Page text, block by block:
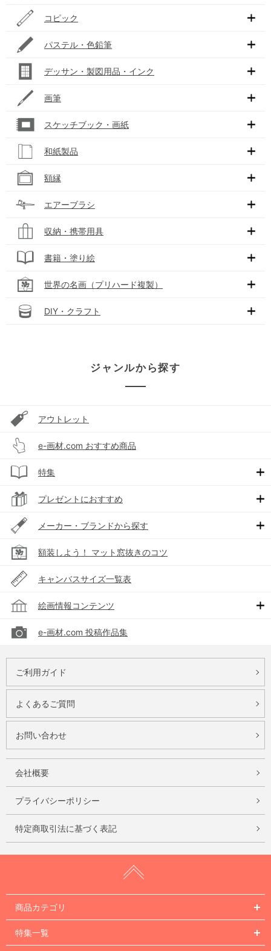
コピック
パステル・色鉛筆
デッサン・製図用品・インク
画筆
スケッチブック・画紙
和紙製品
額縁
エアーブラシ
収納・携帯用具
書籍・塗り絵
世界の名画（プリハード複製）
DIY・クラフト
ジャンルから探す
アウトレット
e-画材.com おすすめ商品
特集
プレゼントにおすすめ
メーカー・ブランドから探す
額装しよう！ マット窓抜きのコツ
キャンバスサイズ一覧表
絵画情報コンテンツ
e-画材.com 投稿作品集
ご利用ガイド
よくあるご質問
お問い合わせ
会社概要
プライバシーポリシー
特定商取引法に基づく表記
商品カテゴリ
特集一覧